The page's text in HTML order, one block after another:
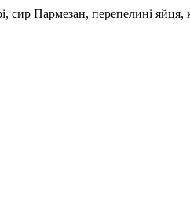
сир Пармезан, перепелині яйця,